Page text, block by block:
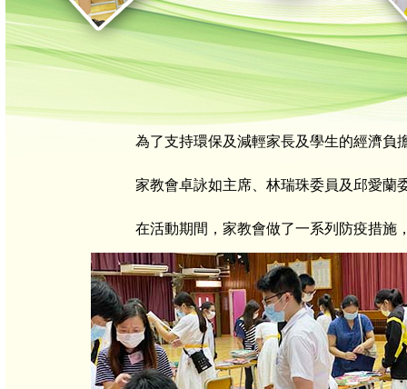
為了支持環保及減輕家長及學生的經濟負
家教會卓詠如主席、林瑞珠委員及邱愛蘭
在活動期間，家教會做了一系列防疫措施